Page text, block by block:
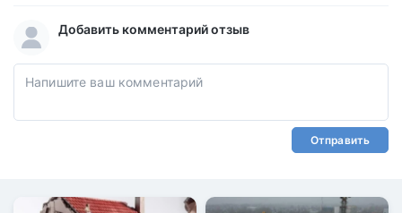
Добавить комментарий отзыв
Отправить